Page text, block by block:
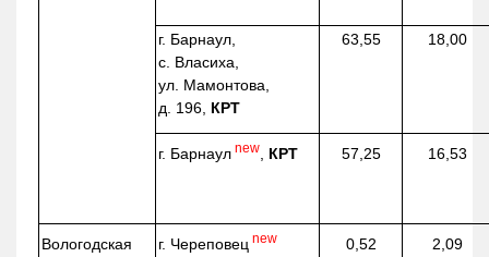
г. Барнаул,
с. Власиха,
ул. Мамонтова,
д. 196, КРТ
63,55 18,00
г. Барнаул new КРТ 57,25 16,53
Вологодская
г. Череповец new 0,52 2,09